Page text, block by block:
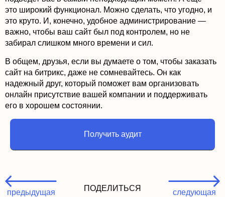
это широкий функционал. Можно сделать, что угодно, и
это круто. И, конечно, удобное администрирование —
важно, чтобы ваш сайт был под контролем, но не
забирал слишком много времени и сил.
В общем, друзья, если вы думаете о том, чтобы заказать
сайт на битрикс, даже не сомневайтесь. Он как
надежный друг, который поможет вам организовать
онлайн присутствие вашей компании и поддерживать
его в хорошем состоянии.
Получить аудит
предыдущая
ПОДЕЛИТЬСЯ
следующая